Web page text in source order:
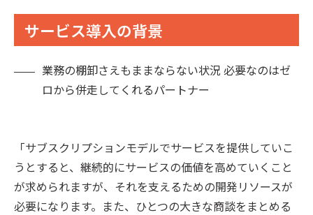
サービス導入の背景
業務の棚卸さえもままならない状況 必要なのはゼ
ロから併走してくれるパートナー
「サブスクリプションモデルでサービスを提供していこ
うとすると、継続的にサービスの価値を高めていくこと
が求められますが、それを支えるための開発リソースが
必要になります。また、ひとつの大きな商談をまとめる